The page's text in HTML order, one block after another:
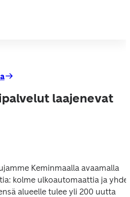
laajenevat
Keminmaalla avaamalla
kolme ulkoautomaattia ja
alueelle tulee yli 200 uutta